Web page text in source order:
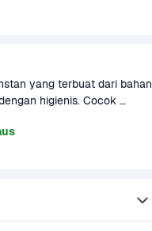
yang terbuat dari bahan
higienis. Cocok
seperti ayam goreng
menu lainnya.